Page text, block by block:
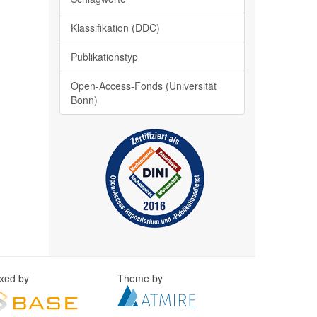
Klassifikation (DDC)
Publikationstyp
Open-Access-Fonds (Universität
Bonn)
by Theme by